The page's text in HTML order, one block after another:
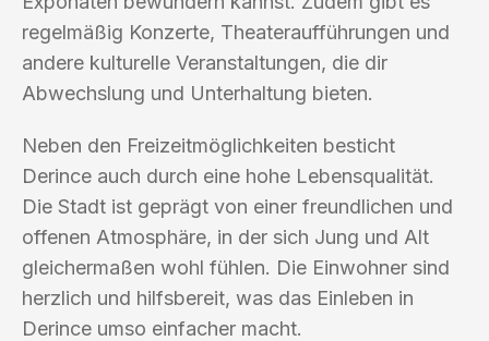
regelmäßig Konzerte, Theateraufführungen und
andere kulturelle Veranstaltungen, die dir
Abwechslung und Unterhaltung bieten.
Neben den Freizeitmöglichkeiten besticht
Derince auch durch eine hohe Lebensqualität.
Die Stadt ist geprägt von einer freundlichen und
offenen Atmosphäre, in der sich Jung und Alt
gleichermaßen wohl fühlen. Die Einwohner sind
herzlich und hilfsbereit, was das Einleben in
Derince umso einfacher macht.